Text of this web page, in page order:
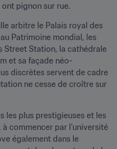
pignon sur rue.
arbitre le Palais royal des
Patrimoine mondial, les
Street Station, la cathédrale
et sa façade néo-
discrètes servent de cadre
ne cesse de croître sur
les plus prestigieuses et les
commencer par l’université
également dans le